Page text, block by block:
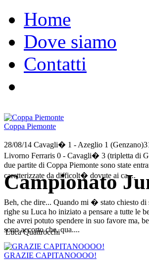
Home
Dove siamo
Contatti
Coppa Piemonte
28/08/14 Cavagli� 1 - Azeglio 1
Livorno Ferraris 0 - Cavagli� 3 (tripletta di
due partite di Coppa Piemonte sono state
caretterizzate da difficolt� dovute ai ca....
Beh, che dire... Quando mi � stato chiesto di
righe su Luca ho iniziato a pensare a tutte le
che avrei potuto spendere in suo favore ma,
sono accorto che, qua....
GRAZIE CAPITANOOOO!
Campionato
Luca Quattrocchi